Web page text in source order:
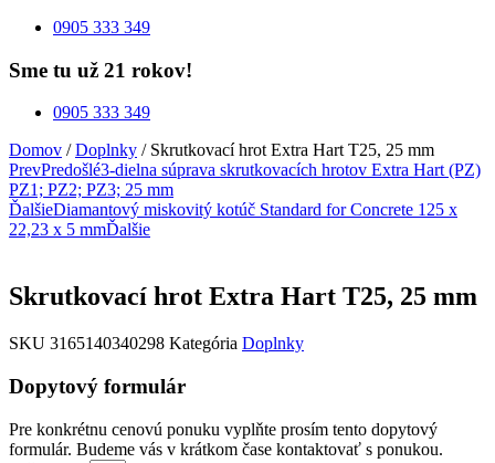
0905 333 349
Sme tu už 21 rokov!
0905 333 349
Domov /Doplnky / Skrutkovací hrot Extra Hart T25, 25 mm
PrevPredošlé3-dielna súprava skrutkovacích hrotov Extra Hart (PZ)
PZ1; PZ2; PZ3; 25 mm
ĎalšieDiamantový miskovitý kotúč Standard for Concrete 125 x
22,23 x 5 mmĎalšie
Skrutkovací hrot Extra Hart T25, 25 mm
SKU 3165140340298 Kategória Doplnky
Dopytový formulár
Pre konkrétnu cenovú ponuku vyplňte prosím tento dopytový
formulár. Budeme vás v krátkom čase kontaktovať s ponukou.